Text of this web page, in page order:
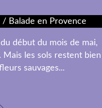
début du mois de mai,
les sols restent bien
sauvages...